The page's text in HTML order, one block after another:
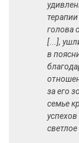
голова
[...],
в
за его
семье